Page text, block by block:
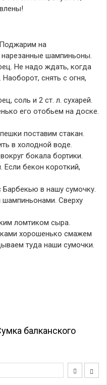
на
шампиньоны.
Не надо ждать, когда
снять с огня,
соль и 2 ст. л. сухарей.
его отобьем на доске.
поставим стакан.
в холодной воде.
бокала бортики.
бекон короткий,
в нашу сумочку.
Сверху
ломтиком сыра.
хорошенько смажем
туда наши сумочки.
балканского